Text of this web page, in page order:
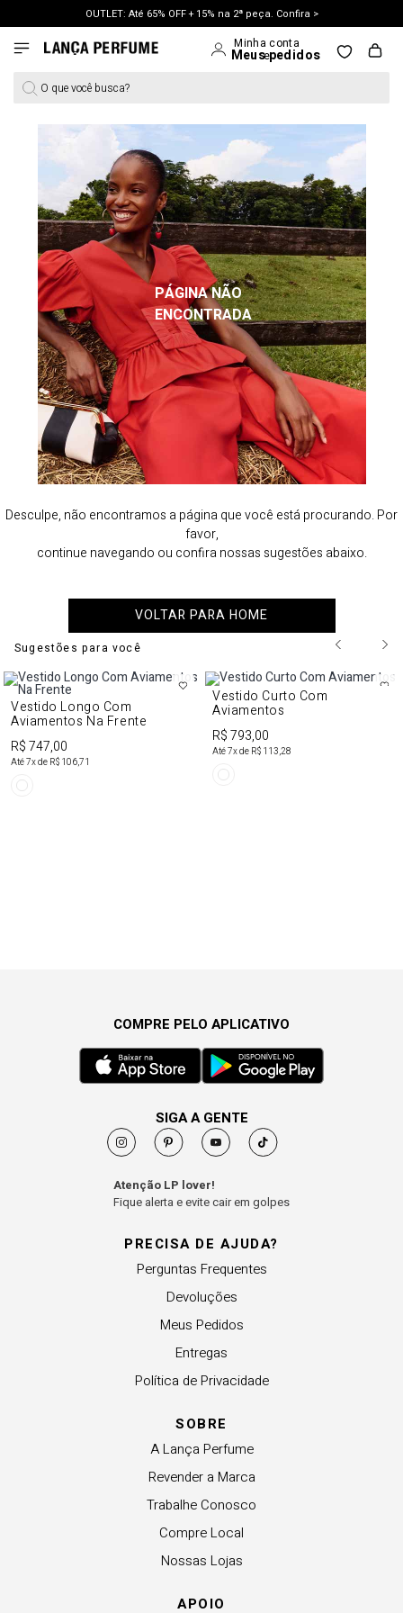
OUTLET: Até 65% OFF + 15% na 2ª peça. Confira >
LANÇAMENTO PRIMAVERA 27. Clique e aproveite.
O que você busca?
PÁGINA NÃO
ENCONTRADA
Desculpe, não encontramos a página que você está procurando. Por
favor,
continue navegando ou confira nossas sugestões abaixo.
VOLTAR PARA HOME
Sugestões para você
Vestido Longo Com
Aviamentos Na Frente
R$ 747,00
Até7x de R$ 106,71
Vestido Curto Com
Aviamentos
R$ 793,00
Até7x de R$ 113,28
PRECISA DE AJUDA?
Perguntas Frequentes
Devoluções
Meus Pedidos
Entregas
Política de Privacidade
SOBRE
A Lança Perfume
Revender a Marca
Trabalhe Conosco
Compre Local
Nossas Lojas
APOIO
COMPRE PELO APLICATIVO
SIGA A GENTE
Atenção LP lover!
Fique alerta e evite cair em golpes